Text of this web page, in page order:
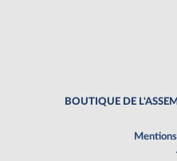
BOUTIQUE DE